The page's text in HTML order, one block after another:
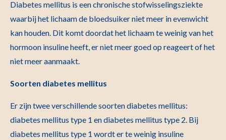
Diabetes mellitus is een chronische stofwisselingsziekte
waarbij het lichaam de bloedsuiker niet meer in evenwicht
kan houden. Dit komt doordat het lichaam te weinig van het
hormoon insuline heeft, er niet meer goed op reageert of het
niet meer aanmaakt.
Soorten diabetes mellitus
Er zijn twee verschillende soorten diabetes mellitus:
diabetes mellitus type 1 en diabetes mellitus type 2. Bij
diabetes mellitus type 1 wordt er te weinig insuline